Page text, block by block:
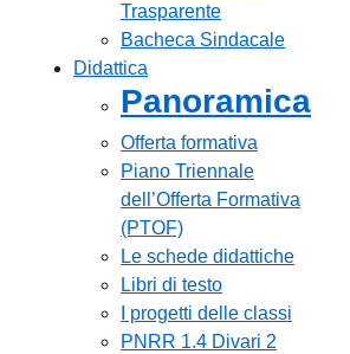
Trasparente
Bacheca Sindacale
Didattica
Panoramica
Offerta formativa
Piano Triennale
dell’Offerta Formativa
(PTOF)
Le schede didattiche
Libri di testo
I progetti delle classi
PNRR 1.4 Divari 2